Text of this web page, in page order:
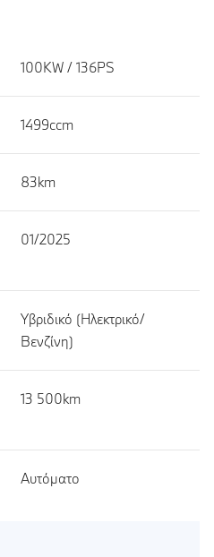
100KW / 136PS
1499ccm
83km
01/2025
Υβριδικό (Ηλεκτρικό/
Βενζίνη)
13 500km
Αυτόματο